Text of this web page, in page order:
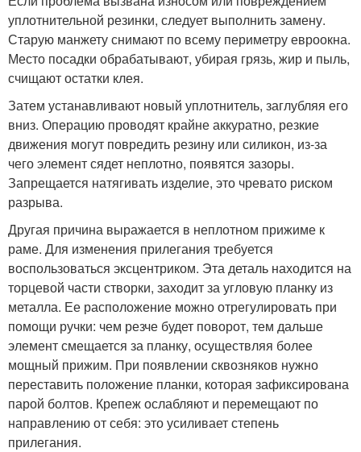
уплотнительной резинки, следует выполнить замену.
Старую манжету снимают по всему периметру евроокна.
Место посадки обрабатывают, убирая грязь, жир и пыль,
счищают остатки клея.
Затем устанавливают новый уплотнитель, заглубляя его
вниз. Операцию проводят крайне аккуратно, резкие
движения могут повредить резину или силикон, из-за
чего элемент сядет неплотно, появятся зазоры.
Запрещается натягивать изделие, это чревато риском
разрыва.
Другая причина выражается в неплотном прижиме к
раме. Для изменения прилегания требуется
воспользоваться эксцентриком. Эта деталь находится на
торцевой части створки, заходит за угловую планку из
металла. Ее расположение можно отрегулировать при
помощи ручки: чем резче будет поворот, тем дальше
элемент смещается за планку, осуществляя более
мощный прижим. При появлении сквозняков нужно
переставить положение планки, которая зафиксирована
парой болтов. Крепеж ослабляют и перемещают по
направлению от себя: это усиливает степень
прилегания.